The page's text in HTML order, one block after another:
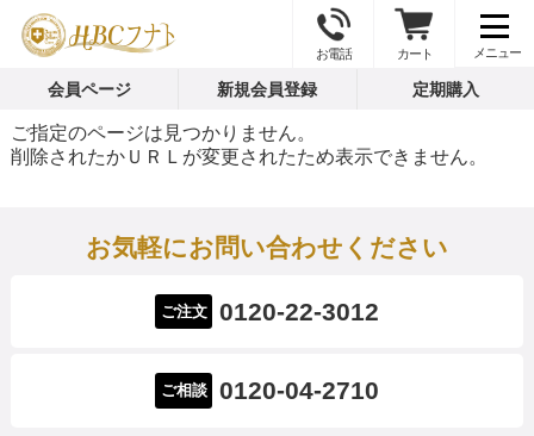
お電話 カート
会員ページ 新規会員登録 定期購入
ご指定のページは見つかりません。
削除されたかＵＲＬが変更されたため表示できません。
お気軽にお問い合わせください
ご注文 0120-22-3012
ご相談 0120-04-2710